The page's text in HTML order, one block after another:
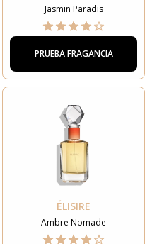
Jasmin Paradis
PRUEBA FRAGANCIA
ÉLISIRE
Ambre Nomade